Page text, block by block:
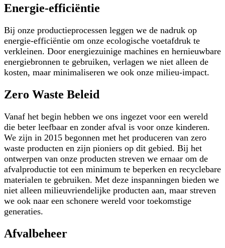
Energie-efficiëntie
Bij onze productieprocessen leggen we de nadruk op
energie-efficiëntie om onze ecologische voetafdruk te
verkleinen. Door energiezuinige machines en hernieuwbare
energiebronnen te gebruiken, verlagen we niet alleen de
kosten, maar minimaliseren we ook onze milieu-impact.
Zero Waste Beleid
Vanaf het begin hebben we ons ingezet voor een wereld
die beter leefbaar en zonder afval is voor onze kinderen.
We zijn in 2015 begonnen met het produceren van zero
waste producten en zijn pioniers op dit gebied. Bij het
ontwerpen van onze producten streven we ernaar om de
afvalproductie tot een minimum te beperken en recyclebare
materialen te gebruiken. Met deze inspanningen bieden we
niet alleen milieuvriendelijke producten aan, maar streven
we ook naar een schonere wereld voor toekomstige
generaties.
Afvalbeheer